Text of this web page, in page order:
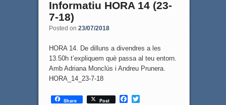
Informatiu HORA 14 (23-
7-18)
Posted on 23/07/2018
HORA 14. De dilluns a divendres a les
13.50h t’expliquem què passa al teu entorn.
Amb Adriana Monclús i Andreu Prunera.
HORA_14_23-7-18
Share Post
F
T